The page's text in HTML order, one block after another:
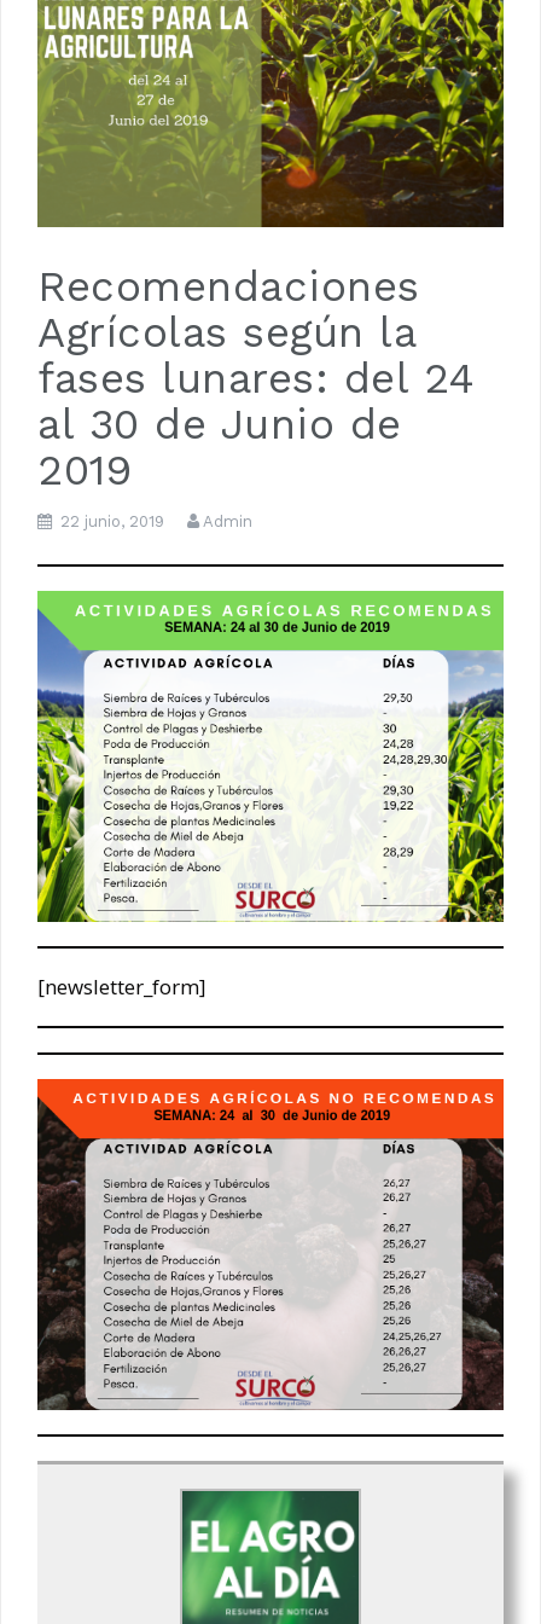
Recomendaciones
Agrícolas según la
fases lunares: del 24
al 30 de Junio de
2019
22 junio, 2019 Admin
[newsletter_form]